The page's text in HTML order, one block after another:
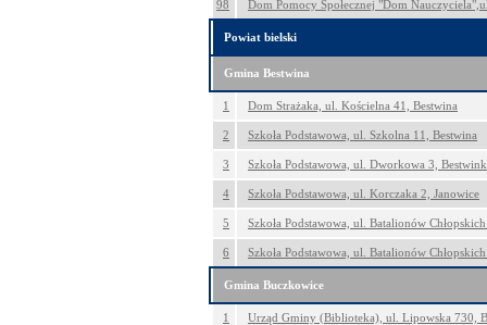
98 Dom Pomocy Społecznej "Dom
Powiat bielski
Gmina Bestwina
1 Dom Strażaka, ul. Kościelna 41, Bestwina
2 Szkoła Podstawowa, ul. Szkolna 11, Bestwina
3 Szkoła Podstawowa, ul. Dworkowa 3,
4 Szkoła Podstawowa, ul. Korczaka 2, Janowice
5 Szkoła Podstawowa, ul. Batalionów
6 Szkoła Podstawowa, ul. Batalionów
Gmina Buczkowice
1 Urząd Gminy (Biblioteka), ul. Lipowska 730,